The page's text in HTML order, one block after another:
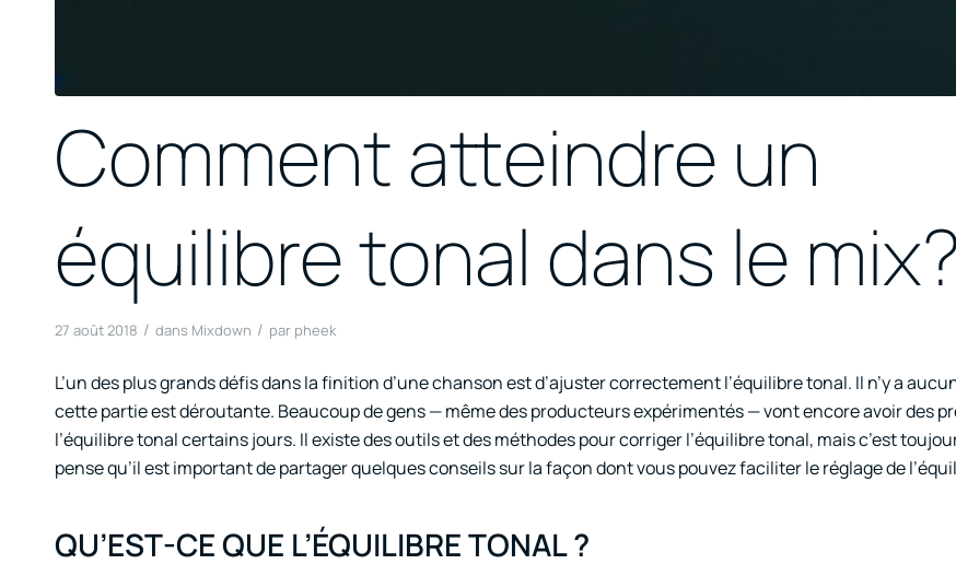
Comment atteindre un
équilibre tonal dans le mix?
27 août 2018 / dans Mixdown / par pheek
L’un des plus grands défis dans la finition d’une chanson est d’ajuster correctement l’équilibre tonal. Il n’y a
cette partie est déroutante. Beaucoup de gens — même des producteurs expérimentés — vont encore avoir des
l’équilibre tonal certains jours. Il existe des outils et des méthodes pour corriger l’équilibre tonal, mais c’est
pense qu’il est important de partager quelques conseils sur la façon dont vous pouvez faciliter le réglage de
QU’EST-CE QUE L’ÉQUILIBRE TONAL ?